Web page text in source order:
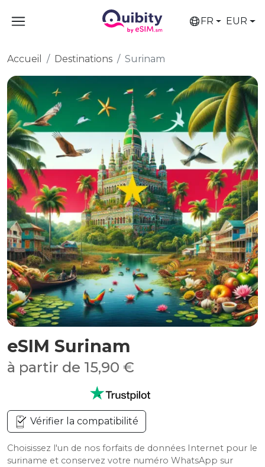
FR EUR
Accueil Destinations Surinam
eSIM Surinam
à partir de 15,90 €
Vérifier la compatibilité
Choisissez l'un de nos forfaits de données Internet pour le
suriname et conservez votre numéro WhatsApp sur